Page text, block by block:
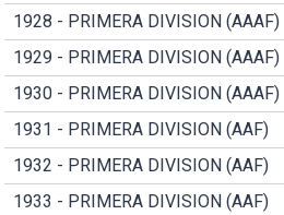
1928 - PRIMERA DIVISION (AAAF)
1929 - PRIMERA DIVISION (AAAF)
1930 - PRIMERA DIVISION (AAAF)
1931 - PRIMERA DIVISION (AAF)
1932 - PRIMERA DIVISION (AAF)
1933 - PRIMERA DIVISION (AAF)